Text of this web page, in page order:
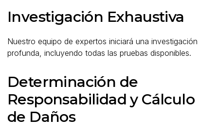
Investigación Exhaustiva
Nuestro equipo de expertos iniciará una investigación
profunda, incluyendo todas las pruebas disponibles.
Determinación de
Responsabilidad y Cálculo
de Daños